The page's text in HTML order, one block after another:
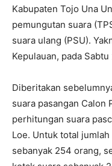
Kabupaten Tojo Una
pemungutan suara
suara ulang (PSU).
Kepulauan, pada
Diberitakan
suara pasangan Calon
perhitungan suara
Loe. Untuk total
sebanyak 254 orang,